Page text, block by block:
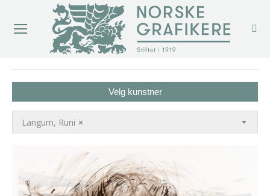
Velg kunstner
×
Langum, Runi